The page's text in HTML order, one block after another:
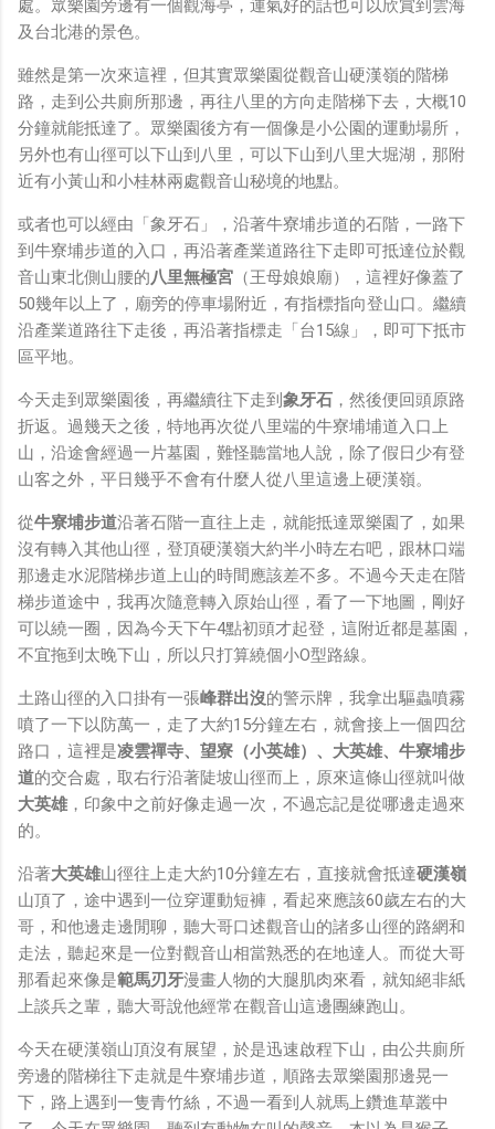
不會有可能是透過 WiFi P2P 或 WiFi SoftAP 的方式去做
串流（確實 Meta 的智能眼鏡，在同步媒體時，會強制要
求開啟手機的 WiFi 開關，所以媒體同步應該是靠 WiFi 通
道做的），而去年初我也快速做了一個WiFi Direct 架構
來做 POC，確實傳輸效率非常快，幾百 MB 的大檔幾乎秒
級傳完，從眼鏡端將媒體串流到手機端更是不用說的順暢，
而且當時我們的媒體串流還是以未經編碼的方式傳透過
耗據說也較大）。 後來因為 ...
處。眾樂園旁邊有一個觀海亭，運氣好的話也可以欣賞到雲海
及台北港的景色。
雖然是第一次來這裡，但其實眾樂園從觀音山硬漢嶺的階梯
路，走到公共廁所那邊，再往八里的方向走階梯下去，大概10
分鐘就能抵達了。眾樂園後方有一個像是小公園的運動場所，
另外也有山徑可以下山到八里，可以下山到八里大堀湖，那附
近有小黃山和小桂林兩處觀音山秘境的地點。
或者也可以經由「象牙石」，沿著牛寮埔步道的石階，一路下
到牛寮埔步道的入口，再沿著產業道路往下走即可抵達位於觀
音山東北側山腰的八里無極宮 （王母娘娘廟），這裡好像蓋了
50幾年以上了，廟旁的停車場附近，有指標指向登山口。繼續
沿產業道路往下走後，再沿著指標走「台15線」，即可下抵市
區平地。
今天走到眾樂園後，再繼續往下走到 象牙石 ，然後便回頭原路
折返。過幾天之後，特地再次從八里端的牛寮埔埔道入口上
山，沿途會經過一片墓園，難怪聽當地人說，除了假日少有登
山客之外，平日幾乎不會有什麼人從八里這邊上硬漢嶺。
從牛寮埔步道沿著石階一直往上走，就能抵達眾樂園了，如果
沒有轉入其他山徑，登頂硬漢嶺大約半小時左右吧，跟林口端
那邊走水泥階梯步道上山的時間應該差不多。不過今天走在階
梯步道途中，我再次隨意轉入原始山徑，看了一下地圖，剛好
可以繞一圈，因為今天下午4點初頭才起登，這附近都是墓園，
不宜拖到太晚下山，所以只打算繞個小O型路線。
土路山徑的入口掛有一張峰群出沒的警示牌，我拿出驅蟲噴霧
噴了一下以防萬一，走了大約15分鐘左右，就會接上一個四岔
路口，這裡是凌雲禪寺、望寮（小英雄）、大英雄、牛寮埔步
道的交合處，取右行沿著陡坡山徑而上，原來這條山徑就叫做
大英雄 ，印象中之前好像走過一次，不過忘記是從哪邊走過來
的。
沿著大英雄山徑往上走大約10分鐘左右，直接就會抵達硬漢嶺
山頂了，途中遇到一位穿運動短褲，看起來應該60歲左右的大
哥，和他邊走邊閒聊，聽大哥口述觀音山的諸多山徑的路網和
走法，聽起來是一位對觀音山相當熟悉的在地達人。而從大哥
那看起來像是範馬刃牙漫畫人物的大腿肌肉來看，就知絕非紙
上談兵之輩，聽大哥說他經常在觀音山這邊團練跑山。
今天在硬漢嶺山頂沒有展望，於是迅速啟程下山，由公共廁所
旁邊的階梯往下走就是牛寮埔步道，順路去眾樂園那邊晃一
下，路上遇到一隻青竹絲，不過一看到人就馬上鑽進草叢中